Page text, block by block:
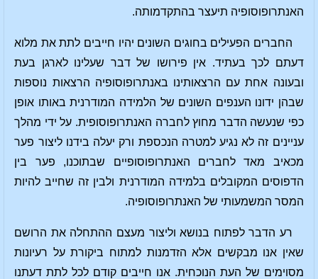
האנתרופוסופיה תיעצר בהתקדמותה.
החברים הפעילים בחוגים השונים יהיו חייבים לתת את מלוא
דעתם לכך בעתיד. אין פירושו של דבר שעלינו לארגן בעת
ובעונה אחת עם הרצאותינו באנתרופוסופיה הרצאות נוספות
שבהן ידונו הענפים השונים של הלמידה המודרנית באותו אופן
כפי שנעשה הדבר מחוץ לחברה האנתרופוסופית. על ידי מהלך
עניינים זה לא נגיע למטרה הנכספת ורק יעלה בידנו ליצור פער
מכאיב מאד לחברים האנתרופוסופיים שבתוכנו, פער בין
הדפוסים המקובלים בלמידה המודרנית ולבין זה שחייב להיות
המסר המשמעותי של האנתרופוסופיה.
רע הדבר לפתוח בנושא וליצור מעצם ההתחלה את הרושם
שאין אנו מבקשים אלא הזדמנות למתוח ביקורת על רעיונות
מסוימים של העת הנוכחית. אנו חייבים קודם לכל לתת דעתנו